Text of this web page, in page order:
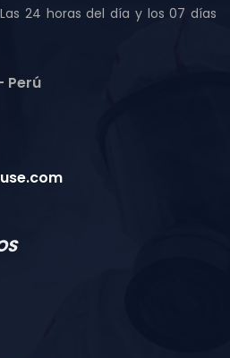
24 horas del día y los 07 días
Perú